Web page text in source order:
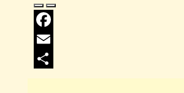
Facebook
Email